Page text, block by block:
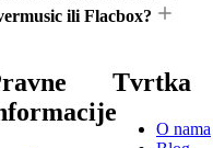
ili Flacbox?
Tvrtka
O nama